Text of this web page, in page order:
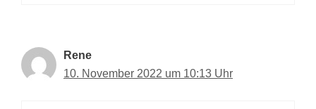
Rene
10. November 2022 um 10:13 Uhr